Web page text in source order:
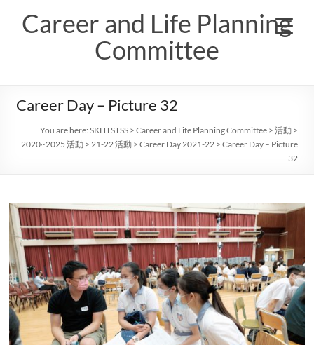
contentCareer and Life Planning
Committee
Career Day – Picture 32
You are here:SKHTSTSS >Career and Life Planning Committee >活動 >
2020~2025 活動 >21-22 活動 >Career Day 2021-22 >Career Day – Picture
32